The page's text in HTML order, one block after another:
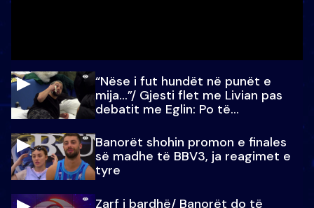
“Nëse i fut hundët në punët e
mija…”/ Gjesti flet me Livian pas
debatit me Eglin: Po të
Banorët shohin promon e finales
së madhe të BBV3, ja reagimet e
tyre
Zarf i bardhë/ Banorët do të